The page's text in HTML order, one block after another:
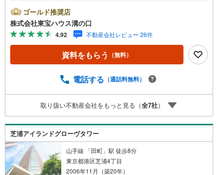
い！●10:00～21:00はお電話でのお問い合わせがスムーズで
す。【Yahoo！ 不動産キャンペーン対象店舗】当店で物件
を成約するとPayPayポイントがもらえる「Yahoo！不動産
物件ご成約キャンペーン」の対象になります。「資料をも
らう」「見学予約をする」ボタンからお問い合わせくださ
い。※必ずYahoo！ JAPAN IDでログインしてください。※P
客様からのお言葉に感謝してこれからも楽しく素敵なお家
か？何も決まっていなくて大丈夫！まずはお客様の夢をお
聞かせ下さい！未来の「不安」を「安心」に変える「未来
カレンダー」もご来店時に好評です。スタッフ一同いつで
もお客様のお問合せをお待ちしております。
ゴールド推奨店
株式会社東宝ハウス溝の口
4.92 不動産会社レビュー 26件
資料をもらう （無料）
電話する （通話料無料）
取り扱い不動産会社をもっと見る（全7社）
芝浦アイランドグローヴタワー
山手線 「田町」駅 徒歩8分
東京都港区芝浦4丁目
2006年11月（築20年）